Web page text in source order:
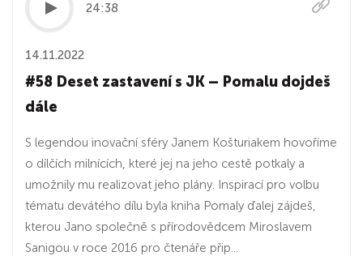
24:38
14.11.2022
#58 Deset zastavení s JK – Pomalu dojdeš
dále
S legendou inovační sféry Janem Košturiakem hovoříme
o dílčích milnících, které jej na jeho cestě potkaly a
umožnily mu realizovat jeho plány. Inspirací pro volbu
tématu devátého dílu byla kniha Pomaly ďalej zájdeš,
kterou Jano společně s přírodovědcem Miroslavem
Sanigou v roce 2016 pro čtenáře přip...